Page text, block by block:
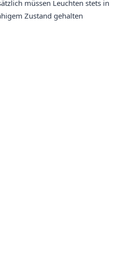
müssen Leuchten stets in
Zustand gehalten